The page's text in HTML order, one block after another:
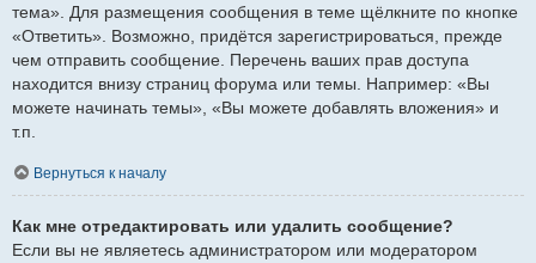
тема». Для размещения сообщения в теме щёлкните по кнопке
«Ответить». Возможно, придётся зарегистрироваться, прежде
чем отправить сообщение. Перечень ваших прав доступа
находится внизу страниц форума или темы. Например: «Вы
можете начинать темы», «Вы можете добавлять вложения» и
т.п.
Вернуться к началу
Как мне отредактировать или удалить сообщение?
Если вы не являетесь администратором или модератором